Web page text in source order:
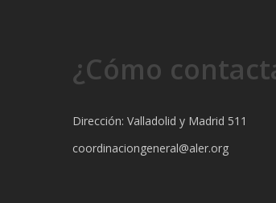
¿Cómo
Dirección: Valladolid y Madrid 511
coordinaciongeneral@aler.org